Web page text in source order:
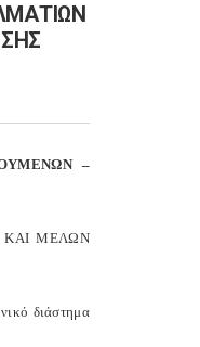
–
ΚΑΙ ΜΕΛΩΝ
διάστημα